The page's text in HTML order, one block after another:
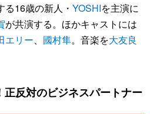
16歳の新人・ YOSHIを主演に
が共演する。ほかキャストには
エリー、 國村隼。音楽を大友良
反対のビジネスパートナー